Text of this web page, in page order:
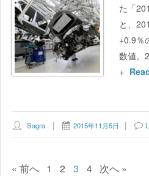
た「
と、
+0.9％
数値。
+
Sagra 2015年11月5日
« 前へ 1 2 3 4 次へ »